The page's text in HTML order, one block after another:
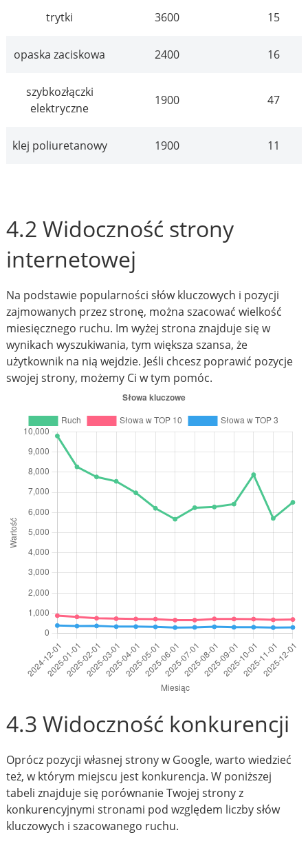
trytki 3600 15
opaska zaciskowa 2400 16
szybkozłączki
elektryczne
1900 47
klej poliuretanowy 1900 11
4.2 Widoczność strony
internetowej
Na podstawie popularności słów kluczowych i pozycji
zajmowanych przez stronę, można szacować wielkość
miesięcznego ruchu. Im wyżej strona znajduje się w
wynikach wyszukiwania, tym większa szansa, że
użytkownik na nią wejdzie. Jeśli chcesz poprawić pozycje
swojej strony, możemy Ci w tym pomóc.
4.3 Widoczność konkurencji
Oprócz pozycji własnej strony w Google, warto wiedzieć
też, w którym miejscu jest konkurencja. W poniższej
tabeli znajduje się porównanie Twojej strony z
konkurencyjnymi stronami pod względem liczby słów
kluczowych i szacowanego ruchu.